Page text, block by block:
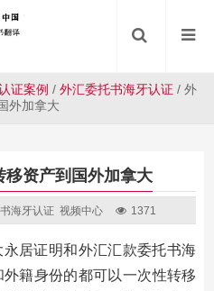
证案例 /外汇委托书海牙认证 /外
外加拿大
资产到国外加拿大
海牙认证 视频中心 1371
居证明和外汇汇款委托书海
籍身份的都可以一次性转移